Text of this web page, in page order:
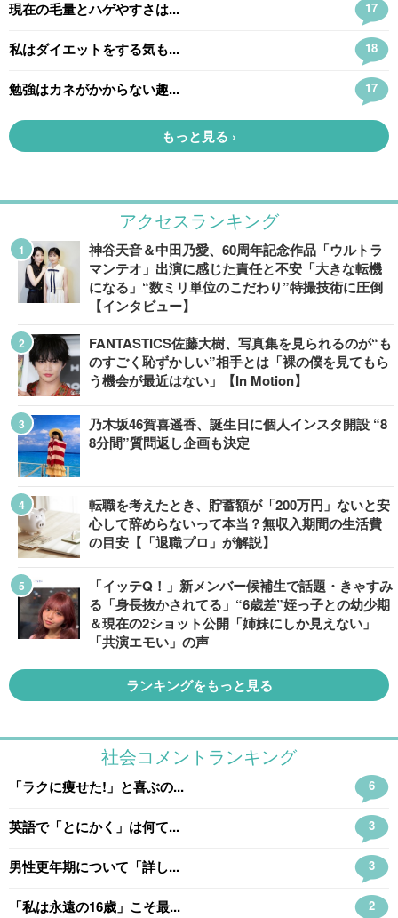
アクセスランキング
神谷天音＆中田乃愛、60周年記念作品「ウルトラ
マンテオ」出演に感じた責任と不安「大きな転機
になる」“数ミリ単位のこだわり”特撮技術に圧倒
【インタビュー】
FANTASTICS佐藤大樹、写真集を見られるのが“も
のすごく恥ずかしい”相手とは「裸の僕を見てもら
う機会が最近はない」【In Motion】
乃木坂46賀喜遥香、誕生日に個人インスタ開設 “8
8分間”質問返し企画も決定
転職を考えたとき、貯蓄額が「200万円」ないと安
心して辞めらないって本当？無収入期間の生活費
の目安【「退職プロ」が解説】
「イッテQ！」新メンバー候補生で話題・きゃすみ
る「身長抜かされてる」“6歳差”姪っ子との幼少期
＆現在の2ショット公開「姉妹にしか見えない」
「共演エモい」の声
ランキングをもっと見る